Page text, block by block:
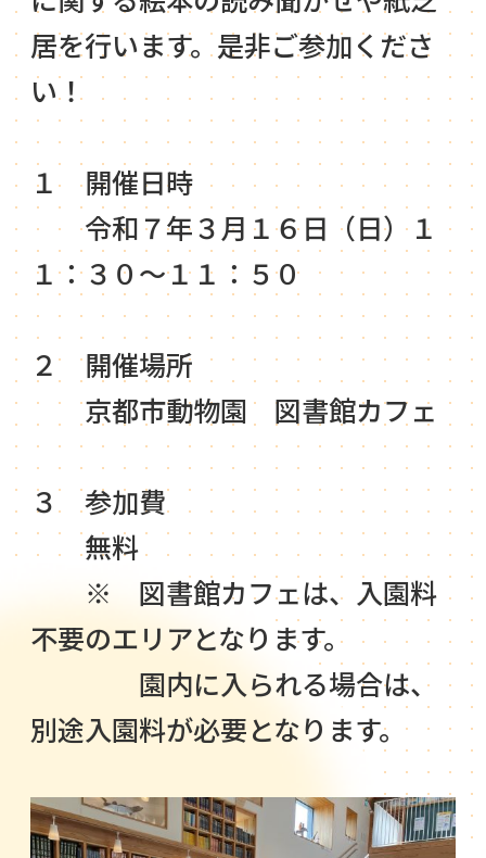
居を行います。是非ご参加くださ
い！
１ 開催日時
令和７年３月１６日（日）１
１：３０～１１：５０
２ 開催場所
京都市動物園 図書館カフェ
３ 参加費
無料
※ 図書館カフェは、入園料
不要のエリアとなります。
園内に入られる場合は、
別途入園料が必要となります。